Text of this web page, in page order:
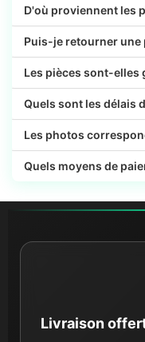
D'où proviennent les
Puis-je retourner une
Les pièces sont-elles
Quels sont les délais
Les photos
Quels moyens de
Livraison